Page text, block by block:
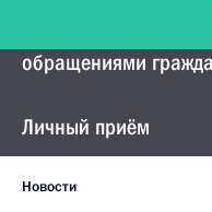
обращениями
Личный приём
Новости